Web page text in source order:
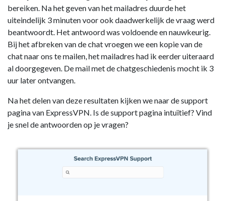
bereiken. Na het geven van het mailadres duurde het
uiteindelijk 3 minuten voor ook daadwerkelijk de vraag werd
beantwoordt. Het antwoord was voldoende en nauwkeurig.
Bij het afbreken van de chat vroegen we een kopie van de
chat naar ons te mailen, het mailadres had ik eerder uiteraard
al doorgegeven. De mail met de chatgeschiedenis mocht ik 3
uur later ontvangen.
Na het delen van deze resultaten kijken we naar de support
pagina van ExpressVPN. Is de support pagina intuïtief? Vind
je snel de antwoorden op je vragen?